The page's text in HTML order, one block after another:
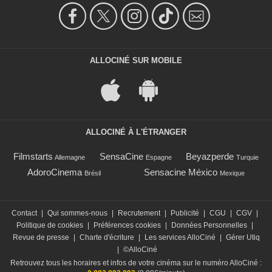
ALLOCINÉ SUR MOBILE
ALLOCINÉ À L'ÉTRANGER
Filmstarts Allemagne SensaCine Espagne Beyazperde Turquie
AdoroCinema Brésil Sensacine México Mexique
Contact Qui sommes-nous Recrutement Publicité CGU CGV
Politique de cookies
Préférences cookies Données Personnelles
Revue de presse
Charte d'écriture Les services AlloCiné
Gérer Utiq
©AlloCiné
Retrouvez tous les horaires et infos de votre cinéma sur le numéro AlloCiné :